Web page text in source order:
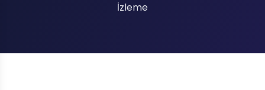
İzleme